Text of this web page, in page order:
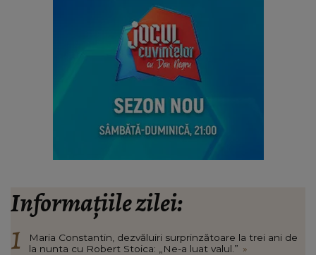
Informațiile zilei:
Maria Constantin, dezvăluiri surprinzătoare la trei ani de
la nunta cu Robert Stoica: „Ne-a luat valul.” »